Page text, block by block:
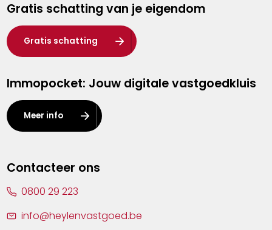
Hasselt
Heist-op-den-Berg
Herentals
Kalmthout
Leuven
Lier
Gratis schatting van je eigendom
Gratis schatting
Immopocket: Jouw digitale vastgoedkluis
Meer info
Contacteer ons
0800 29 223
info@heylenvastgoed.be